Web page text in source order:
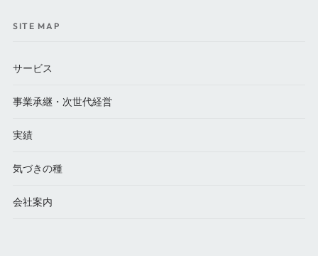
SITE MAP
サービス
事業承継・次世代経営
実績
気づきの種
会社案内